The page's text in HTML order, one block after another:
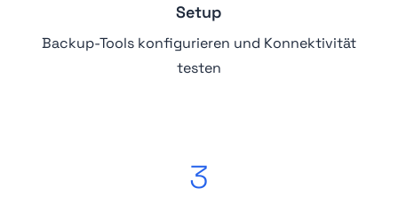
Setup
Backup-Tools konfigurieren und Konnektivität
testen
3